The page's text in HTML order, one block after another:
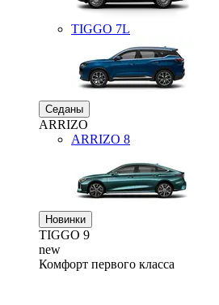
TIGGO 7L
Седаны
ARRIZO
ARRIZO 8
Новинки
TIGGO 9
new
Комфорт первого класса